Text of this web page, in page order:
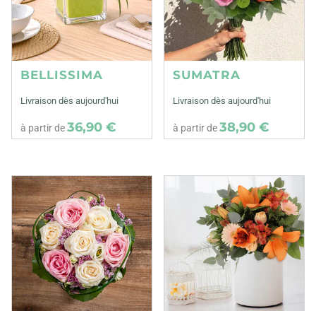
BELLISSIMA
Livraison dès aujourd'hui
à partir de36,90 €
SUMATRA
Livraison dès aujourd'hui
à partir de38,90 €